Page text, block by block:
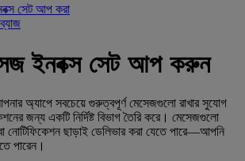
সেট আপ করা
ইনবক্স সেট আপ করুন
অ্যাপে সবচেয়ে গুরুত্বপূর্ণ মেসেজগুলো রাখার সুযোগ
জন্য একটি নির্দিষ্ট বিভাগ তৈরি করে। মেসেজগুলো
নোটিফিকেশন ছাড়াই ডেলিভার করা যেতে পারে—আপনি
পারেন।